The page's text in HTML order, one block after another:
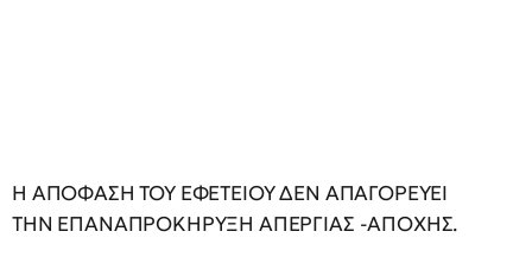
Η ΑΠΟΦΑΣΗ ΤΟΥ ΕΦΕΤΕΙΟΥ ΔΕΝ ΑΠΑΓΟΡΕΥΕΙ
ΤΗΝ ΕΠΑΝΑΠΡΟΚΗΡΥΞΗ ΑΠΕΡΓΙΑΣ -ΑΠΟΧΗΣ.